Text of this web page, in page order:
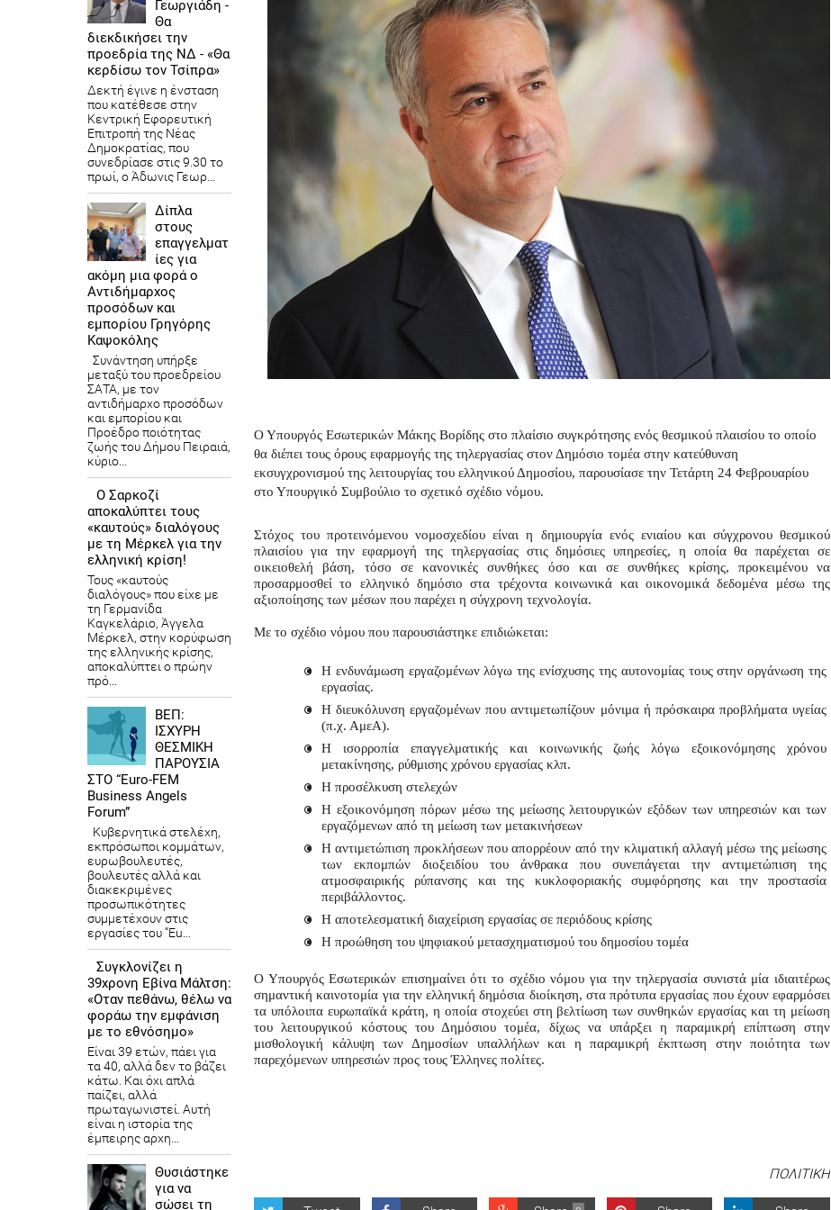
Ο Υπουργός Εσωτερικών Μάκης Βορίδης στο πλαίσιο συγκρότησης ενός θεσμικού πλαισίου το οποίο
θα διέπει τους όρους εφαρμογής της τηλεργασίας στον Δημόσιο τομέα στην κατεύθυνση
εκσυγχρονισμού της λειτουργίας του ελληνικού Δημοσίου, παρουσίασε την Τετάρτη 24 Φεβρουαρίου
στο Υπουργικό Συμβούλιο το σχετικό σχέδιο νόμου.
Στόχος του προτεινόμενου νομοσχεδίου είναι η δημιουργία ενός ενιαίου και σύγχρονου θεσμικού
πλαισίου για την εφαρμογή της τηλεργασίας στις δημόσιες υπηρεσίες, η οποία θα παρέχεται σε
οικειοθελή βάση, τόσο σε κανονικές συνθήκες όσο και σε συνθήκες κρίσης, προκειμένου να
προσαρμοσθεί το ελληνικό δημόσιο στα τρέχοντα κοινωνικά και οικονομικά δεδομένα μέσω της
αξιοποίησης των μέσων που παρέχει η σύγχρονη τεχνολογία.
Με το σχέδιο νόμου που παρουσιάστηκε επιδιώκεται:
Η ενδυνάμωση εργαζομένων λόγω της ενίσχυσης της αυτονομίας τους στην οργάνωση της
εργασίας.
Η διευκόλυνση εργαζομένων που αντιμετωπίζουν μόνιμα ή πρόσκαιρα προβλήματα υγείας
(π.χ. ΑμεΑ).
Η ισορροπία επαγγελματικής και κοινωνικής ζωής λόγω εξοικονόμησης χρόνου
μετακίνησης, ρύθμισης χρόνου εργασίας κλπ.
Η προσέλκυση στελεχών
Η εξοικονόμηση πόρων μέσω της μείωσης λειτουργικών εξόδων των υπηρεσιών και των
εργαζόμενων από τη μείωση των μετακινήσεων
Η αντιμετώπιση προκλήσεων που απορρέουν από την κλιματική αλλαγή μέσω της μείωσης
των εκπομπών διοξειδίου του άνθρακα που συνεπάγεται την αντιμετώπιση της
ατμοσφαιρικής ρύπανσης και της κυκλοφοριακής συμφόρησης και την προστασία
περιβάλλοντος.
Η αποτελεσματική διαχείριση εργασίας σε περιόδους κρίσης
Η προώθηση του ψηφιακού μετασχηματισμού του δημοσίου τομέα
Ο Υπουργός Εσωτερικών επισημαίνει ότι το σχέδιο νόμου για την τηλεργασία συνιστά μία ιδιαιτέρως
σημαντική καινοτομία για την ελληνική δημόσια διοίκηση, στα πρότυπα εργασίας που έχουν εφαρμόσει
τα υπόλοιπα ευρωπαϊκά κράτη, η οποία στοχεύει στη βελτίωση των συνθηκών εργασίας και τη μείωση
του λειτουργικού κόστους του Δημόσιου τομέα, δίχως να υπάρξει η παραμικρή επίπτωση στην
μισθολογική κάλυψη των Δημοσίων υπαλλήλων και η παραμικρή έκπτωση στην ποιότητα των
παρεχόμενων υπηρεσιών προς τους Έλληνες πολίτες.
ΠΟΛΙΤΙΚΗ
Γεωργιάδη -
Θα
διεκδικήσει την
προεδρία της ΝΔ - «Θα
κερδίσω τον Τσίπρα»
Δεκτή έγινε η ένσταση
που κατέθεσε στην
Κεντρική Εφορευτική
Επιτροπή της Νέας
Δημοκρατίας, που
συνεδρίασε στις 9.30 το
πρωί, ο Άδωνις Γεωρ...
Δίπλα
στους
επαγγελματ
ίες για
ακόμη μια φορά ο
Αντιδήμαρχος
προσόδων και
εμπορίου Γρηγόρης
Καψοκόλης
Συνάντηση υπήρξε
μεταξύ του προεδρείου
ΣΑΤΑ, με τον
αντιδήμαρχο προσόδων
και εμπορίου και
Προέδρο ποιότητας
ζωής του Δήμου Πειραιά,
κύριο...
Ο Σαρκοζί
αποκαλύπτει τους
«καυτούς» διαλόγους
με τη Μέρκελ για την
ελληνική κρίση!
Τους «καυτούς
διαλόγους» που είχε με
τη Γερμανίδα
Καγκελάριο, Άγγελα
Μέρκελ, στην κορύφωση
της ελληνικής κρίσης,
αποκαλύπτει ο πρώην
πρό...
ΒΕΠ:
ΙΣΧΥΡΗ
ΘΕΣΜΙΚΗ
ΠΑΡΟΥΣΙΑ
ΣΤΟ “Euro-FEM
Business Angels
Forum”
Κυβερνητικά στελέχη,
εκπρόσωποι κομμάτων,
ευρωβουλευτές,
βουλευτές αλλά και
διακεκριμένες
προσωπικότητες
συμμετέχουν στις
εργασίες του “Eu...
Συγκλονίζει η
39χρονη Εβίνα Μάλτση:
«Οταν πεθάνω, θέλω να
φοράω την εμφάνιση
με το εθνόσημο»
Είναι 39 ετών, πάει για
τα 40, αλλά δεν το βάζει
κάτω. Και όχι απλά
παίζει, αλλά
πρωταγωνιστεί. Αυτή
είναι η ιστορία της
έμπειρης αρχη...
Θυσιάστηκε
για να
σώσει τη